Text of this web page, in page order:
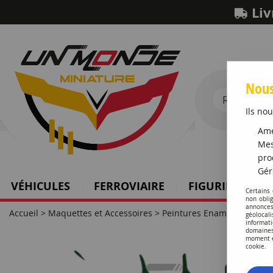
VÉHICULES FERROVIAIRE FIGURINES
Accueil > Maquettes et Accessoires > Peintures Enamel
Ils
Certains
non
moment
cookie.